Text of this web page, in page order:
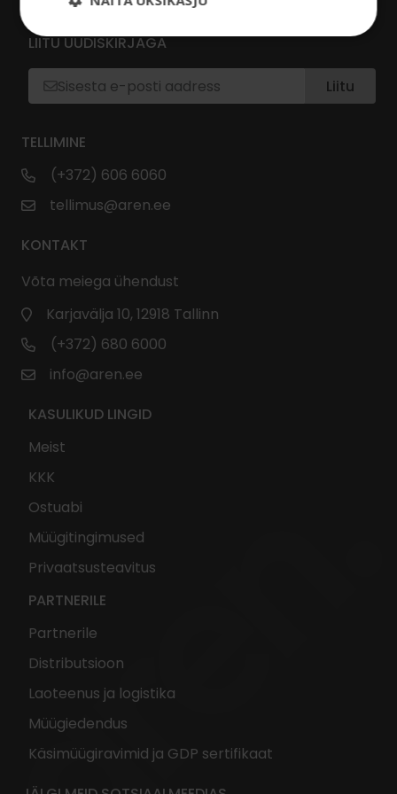
LIITU UUDISKIRJAGA
Liitu
TELLIMINE
(+372) 606 6060
tellimus@aren.ee
KONTAKT
Võta meiega ühendust
Karjavälja 10, 12918 Tallinn
(+372) 680 6000
info@aren.ee
KASULIKUD LINGID
Meist
KKK
Ostuabi
Müügitingimused
Privaatsusteavitus
PARTNERILE
Partnerile
Distributsioon
Laoteenus ja logistika
Müügiedendus
Käsimüügiravimid ja GDP sertifikaat